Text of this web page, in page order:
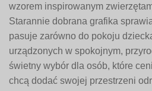
wzorem inspirowanym
Starannie dobrana grafika
pasuje zarówno do pokoju
urządzonych w spokojnym,
świetny wybór dla osób, które
chcą dodać swojej przestrzeni